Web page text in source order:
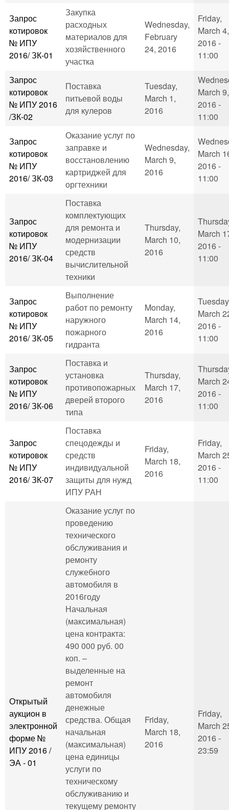
Запрос
котировок
№ ИПУ
2016/ ЗК-01
Закупка
расходных
материалов для
хозяйственного
участка
Wednesday,
February
24, 2016
Friday,
March 4,
2016 -
11:00
Запрос
котировок
№ ИПУ 2016
/ЗК-02
Поставка
питьевой воды
для кулеров
Tuesday,
March 1,
2016
March 9,
2016 -
11:00
Запрос
котировок
№ ИПУ
2016/ ЗК-03
Оказание услуг по
заправке и
восстановлению
картриджей для
оргтехники
Wednesday,
March 9,
2016
March
2016 -
11:00
Запрос
котировок
№ ИПУ
2016/ ЗК-04
Поставка
комплектующих
для ремонта и
модернизации
средств
вычислительной
техники
Thursday,
March 10,
2016
March
2016 -
11:00
Запрос
котировок
№ ИПУ
2016/ ЗК-05
Выполнение
работ по ремонту
наружного
пожарного
гидранта
Monday,
March 14,
2016
March
2016 -
11:00
Запрос
котировок
№ ИПУ
2016/ ЗК-06
Поставка и
установка
противопожарных
дверей второго
типа
Thursday,
March 17,
2016
March
2016 -
11:00
Запрос
котировок
№ ИПУ
2016/ ЗК-07
Поставка
спецодежды и
средств
индивидуальной
защиты для нужд
ИПУ РАН
Friday,
March 18,
2016
Friday,
March
2016 -
11:00
Открытый
аукцион в
электронной
форме №
ИПУ 2016 /
ЭА - 01
Оказание услуг по
проведению
технического
обслуживания и
ремонту
служебного
автомобиля в
2016году
Начальная
(максимальная)
цена контракта:
490 000 руб. 00
коп. –
выделенные на
ремонт
автомобиля
денежные
средства. Общая
начальная
(максимальная)
цена единицы
услуги по
техническому
обслуживанию и
текущему ремонту
Friday,
March 18,
2016
Friday,
March
2016 -
23:59